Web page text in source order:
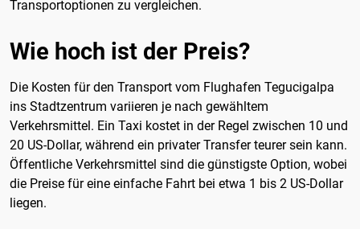
Transportoptionen zu vergleichen.
Wie hoch ist der Preis?
Die Kosten für den Transport vom Flughafen Tegucigalpa
ins Stadtzentrum variieren je nach gewähltem
Verkehrsmittel. Ein Taxi kostet in der Regel zwischen 10 und
20 US-Dollar, während ein privater Transfer teurer sein kann.
Öffentliche Verkehrsmittel sind die günstigste Option, wobei
die Preise für eine einfache Fahrt bei etwa 1 bis 2 US-Dollar
liegen.